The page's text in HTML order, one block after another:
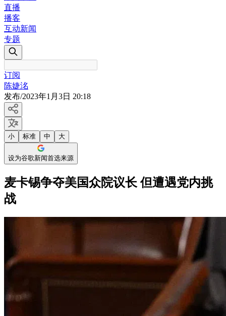
直播
播客
互动新闻
专题
订阅
陈婕洺
发布/2023年1月3日 20:18
小 标准 中 大
设为谷歌新闻首选来源
麦卡锡争夺美国众院议长 但遭遇党内挑
战